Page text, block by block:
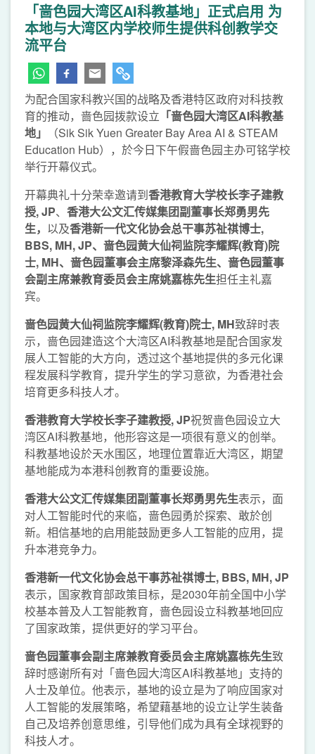
「啬色园大湾区AI科教基地」正式启用 为
本地与大湾区内学校师生提供科创教学交
流平台
为配合国家科教兴国的战略及香港特区政府对科技教
育的推动，啬色园拨款设立 「啬色园大湾区AI科教基
地」
（Sik Sik Yuen Greater Bay Area AI & STEAM
Education Hub），於今日下午假啬色园主办可铭学校
举行开幕仪式。
开幕典礼十分荣幸邀请到香港教育大学校长李子建教
授, JP、 香港大公文汇传媒集团副董事长郑勇男先
生， 以及香港新一代文化协会总干事苏祉祺博士,
BBS, MH, JP、啬色园黄大仙祠监院李耀辉(教育)院
士, MH、啬色园董事会主席黎泽森先生、 啬色园董事
会副主席兼教育委员会主席姚嘉栋先生担任主礼嘉
宾。
啬色园黄大仙祠监院李耀辉(教育)院士, MH致辞时表
示，啬色园建造这个大湾区AI科教基地是配合国家发
展人工智能的大方向，透过这个基地提供的多元化课
程发展科学教育，提升学生的学习意欲，为香港社会
培育更多科技人才。
香港教育大学校长李子建教授, JP祝贺啬色园设立大
湾区AI科教基地，他形容这是一项很有意义的创举。
科教基地设於天水围区，地理位置靠近大湾区，期望
基地能成为本港科创教育的重要设施。
香港大公文汇传媒集团副董事长郑勇男先生表示，面
对人工智能时代的来临，啬色园勇於探索、敢於创
新。相信基地的启用能鼓励更多人工智能的应用，提
升本港竞争力。
香港新一代文化协会总干事苏祉祺博士, BBS, MH, JP
表示，国家教育部政策目标，是2030年前全国中小学
校基本普及人工智能教育，啬色园设立科教基地回应
了国家政策，提供更好的学习平台。
啬色园董事会副主席兼教育委员会主席姚嘉栋先生致
辞时感谢所有对「啬色园大湾区AI科教基地」支持的
人士及单位。他表示，基地的设立是为了响应国家对
人工智能的发展策略，希望藉基地的设立让学生装备
自己及培养创意思维，引导他们成为具有全球视野的
科技人才。